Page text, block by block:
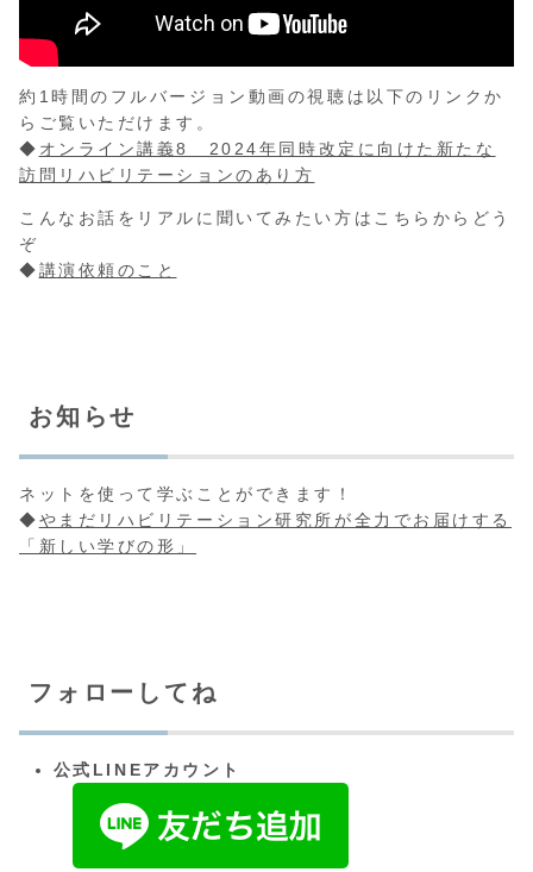
約1時間のフルバージョン動画の視聴は以下のリンクか
らご覧いただけます。
◆ オンライン講義8 2024年同時改定に向けた新たな
訪問リハビリテーションのあり方
こんなお話をリアルに聞いてみたい方はこちらからどう
ぞ
◆講演依頼のこと
お知らせ
ネットを使って学ぶことができます！
◆やまだリハビリテーション研究所が全力でお届けする
「新しい学びの形」
フォローしてね
公式LINEアカウント